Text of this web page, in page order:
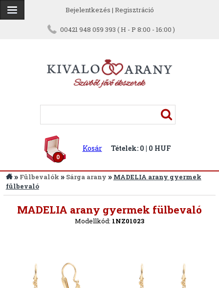
Bejelentkezés | Regisztráció
00421 948 059 393 ( H - P 8:00 - 16:00 )
0
Kosár Tételek: 0 | 0 HUF
» Fülbevalók » Sárga arany » MADELIA arany gyermek
fülbevaló
MADELIA arany gyermek fülbevaló
Modellkód: 1NZ01023
Vissza